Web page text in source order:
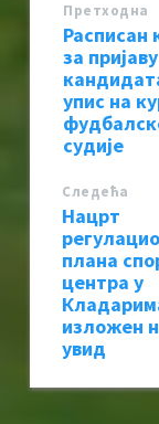
Претходна
Расписан
за пријаву
упис на
судије
Следећa
Нацрт
плана
центра у
изложен
увид